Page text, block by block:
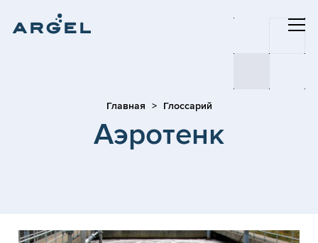
Главная Глоссарий
Аэротенк